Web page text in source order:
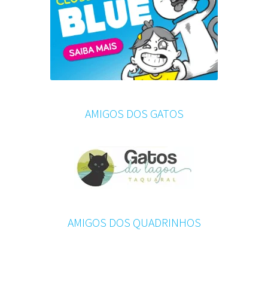
AMIGOS DOS GATOS
AMIGOS DOS QUADRINHOS